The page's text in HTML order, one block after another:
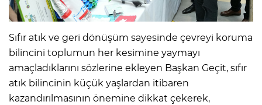
Sıfır atık ve geri dönüşüm sayesinde çevreyi koruma
bilincini toplumun her kesimine yaymayı
amaçladıklarını sözlerine ekleyen Başkan Geçit, sıfır
atık bilincinin küçük yaşlardan itibaren
kazandırılmasının önemine dikkat çekerek,